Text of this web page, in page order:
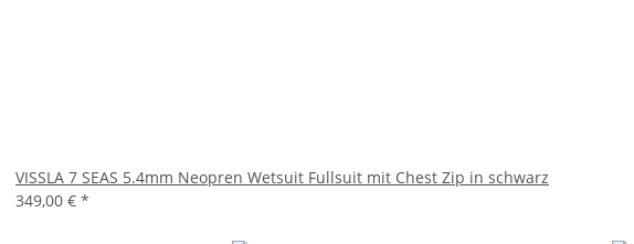
VISSLA 7 SEAS 5.4mm Neopren Wetsuit Fullsuit mit Chest Zip in schwarz
349,00 € *